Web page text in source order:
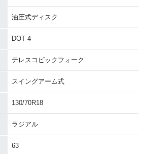
1998年 GOLD WIN
G SE 20周年記念
車・特別・限定仕様
油圧式ディスク
DOT 4
テレスコピックフォーク
スイングアーム式
130/70R18
ラジアル
63